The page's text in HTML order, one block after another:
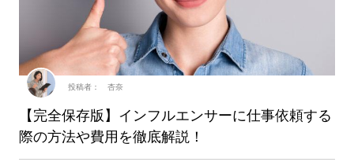
【完全保存版】インフルエンサーに仕事依頼する
際の方法や費用を徹底解説！
投稿者： 杏奈